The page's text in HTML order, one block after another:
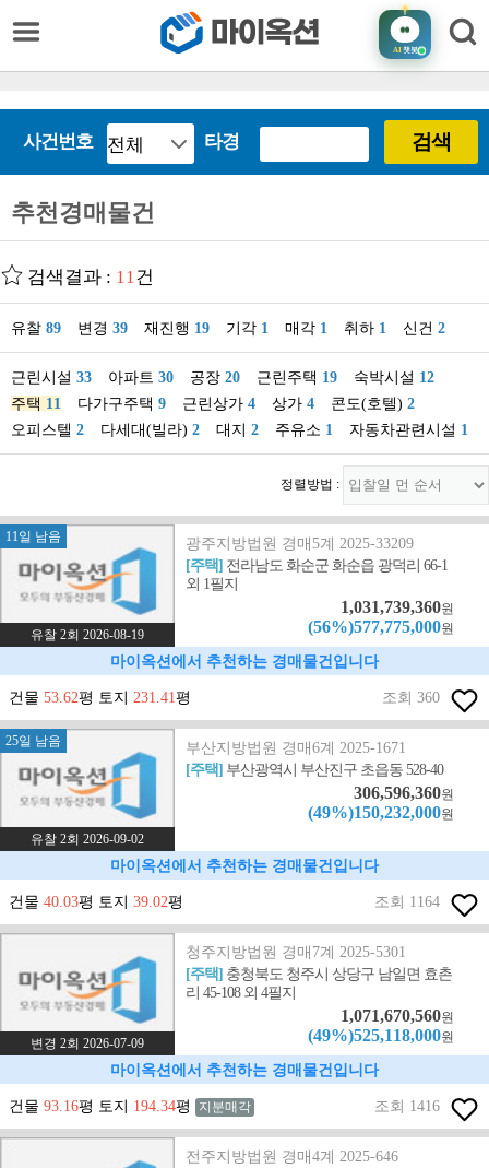
AI챗봇
사건번호 타경 검색
추천경매물건
검색결과 : 11건
유찰 89 변경 39 재진행 19 기각 1 매각 1 취하 1 신건 2
근린시설 33 아파트 30 공장 20 근린주택 19 숙박시설 12
주택 11 다가구주택 9 근린상가 4 상가 4 콘도(호텔) 2
오피스텔 2 다세대(빌라) 2 대지 2 주유소 1 자동차관련시설 1
정렬방법 :
11일 남음
유찰 2회 2026-08-19
광주지방법원 경매5계 2025-33209
[주택] 전라남도 화순군 화순읍 광덕리 66-1
외 1필지
1,031,739,360원
(56%)577,775,000원
마이옥션에서 추천하는 경매물건입니다
건물 53.62평 토지 231.41평 조회 360
25일 남음
유찰 2회 2026-09-02
부산지방법원 경매6계 2025-1671
[주택] 부산광역시 부산진구 초읍동 528-40
306,596,360원
(49%)150,232,000원
마이옥션에서 추천하는 경매물건입니다
건물 40.03평 토지 39.02평 조회 1164
변경 2회 2026-07-09
청주지방법원 경매7계 2025-5301
[주택] 충청북도 청주시 상당구 남일면 효촌
리 45-108 외 4필지
1,071,670,560원
(49%)525,118,000원
마이옥션에서 추천하는 경매물건입니다
건물 93.16평 토지 194.34평 지분매각 조회 1416
전주지방법원 경매4계 2025-646